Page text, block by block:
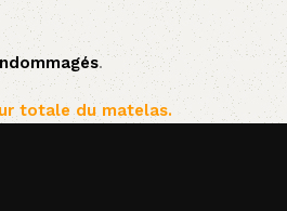
.
totale du matelas.